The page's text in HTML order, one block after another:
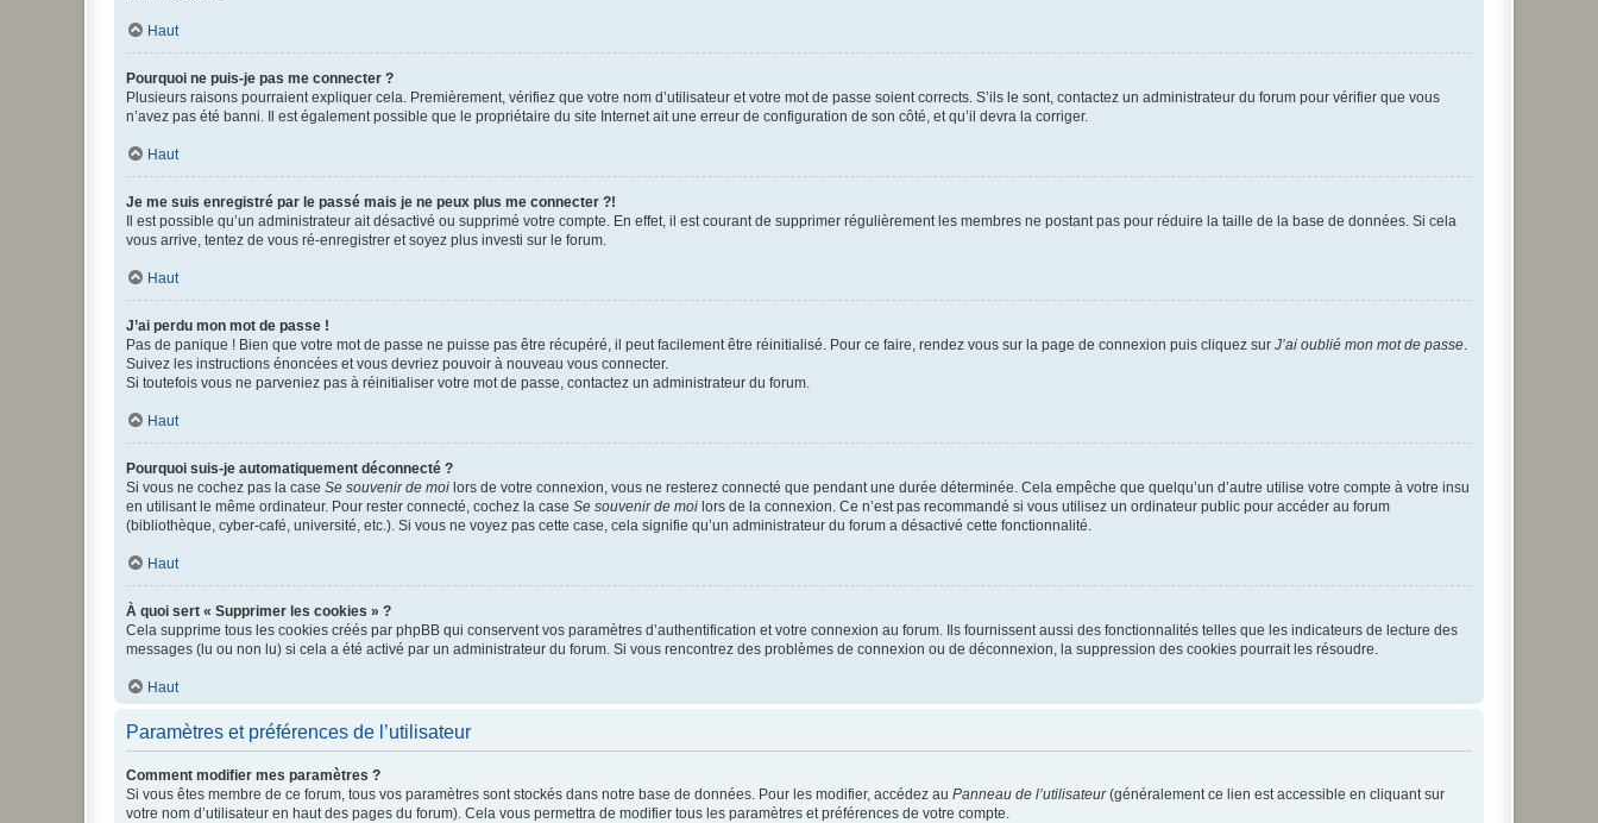
Haut
Pourquoi ne puis-je pas me connecter ?
Plusieurs raisons pourraient expliquer cela. Premièrement, vérifiez que votre nom d’utilisateur et votre mot de passe soient corrects. S’ils le sont, contactez un administrateur du forum pour vérifier que vous
n’avez pas été banni. Il est également possible que le propriétaire du site Internet ait une erreur de configuration de son côté, et qu’il devra la corriger.
Haut
Je me suis enregistré par le passé mais je ne peux plus me connecter ?!
Il est possible qu’un administrateur ait désactivé ou supprimé votre compte. En effet, il est courant de supprimer régulièrement les membres ne postant pas pour réduire la taille de la base de données. Si cela
vous arrive, tentez de vous ré-enregistrer et soyez plus investi sur le forum.
Haut
J’ai perdu mon mot de passe !
Pas de panique ! Bien que votre mot de passe ne puisse pas être récupéré, il peut facilement être réinitialisé. Pour ce faire, rendez vous sur la page de connexion puis cliquez sur J’ai oublié mon mot de passe
Suivez les instructions énoncées et vous devriez pouvoir à nouveau vous connecter.
Si toutefois vous ne parveniez pas à réinitialiser votre mot de passe, contactez un administrateur du forum.
Haut
Pourquoi suis-je automatiquement déconnecté ?
Si vous ne cochez pas la case Se souvenir de moi lors de votre connexion, vous ne resterez connecté que pendant une durée déterminée. Cela empêche que quelqu’un d’autre utilise votre compte à votre insu
en utilisant le même ordinateur. Pour rester connecté, cochez la case Se souvenir de moi lors de la connexion. Ce n’est pas recommandé si vous utilisez un ordinateur public pour accéder au forum
(bibliothèque, cyber-café, université, etc.). Si vous ne voyez pas cette case, cela signifie qu’un administrateur du forum a désactivé cette fonctionnalité.
Haut
À quoi sert « Supprimer les cookies » ?
Cela supprime tous les cookies créés par phpBB qui conservent vos paramètres d’authentification et votre connexion au forum. Ils fournissent aussi des fonctionnalités telles que les indicateurs de lecture des
messages (lu ou non lu) si cela a été activé par un administrateur du forum. Si vous rencontrez des problèmes de connexion ou de déconnexion, la suppression des cookies pourrait les résoudre.
Haut
Paramètres et préférences de l’utilisateur
Comment modifier mes paramètres ?
Si vous êtes membre de ce forum, tous vos paramètres sont stockés dans notre base de données. Pour les modifier, accédez au Panneau de l’utilisateur(généralement ce lien est accessible en cliquant sur
votre nom d’utilisateur en haut des pages du forum). Cela vous permettra de modifier tous les paramètres et préférences de votre compte.